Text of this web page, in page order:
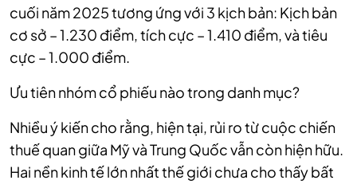
cuối năm 2025 tương ứng với 3 kịch bản: Kịch bản
cơ sở – 1.230 điểm, tích cực – 1.410 điểm, và tiêu
cực – 1.000 điểm.
Ưu tiên nhóm cổ phiếu nào trong danh mục?
Nhiều ý kiến cho rằng, hiện tại, rủi ro từ cuộc chiến
thuế quan giữa Mỹ và Trung Quốc vẫn còn hiện hữu.
Hai nền kinh tế lớn nhất thế giới chưa cho thấy bất